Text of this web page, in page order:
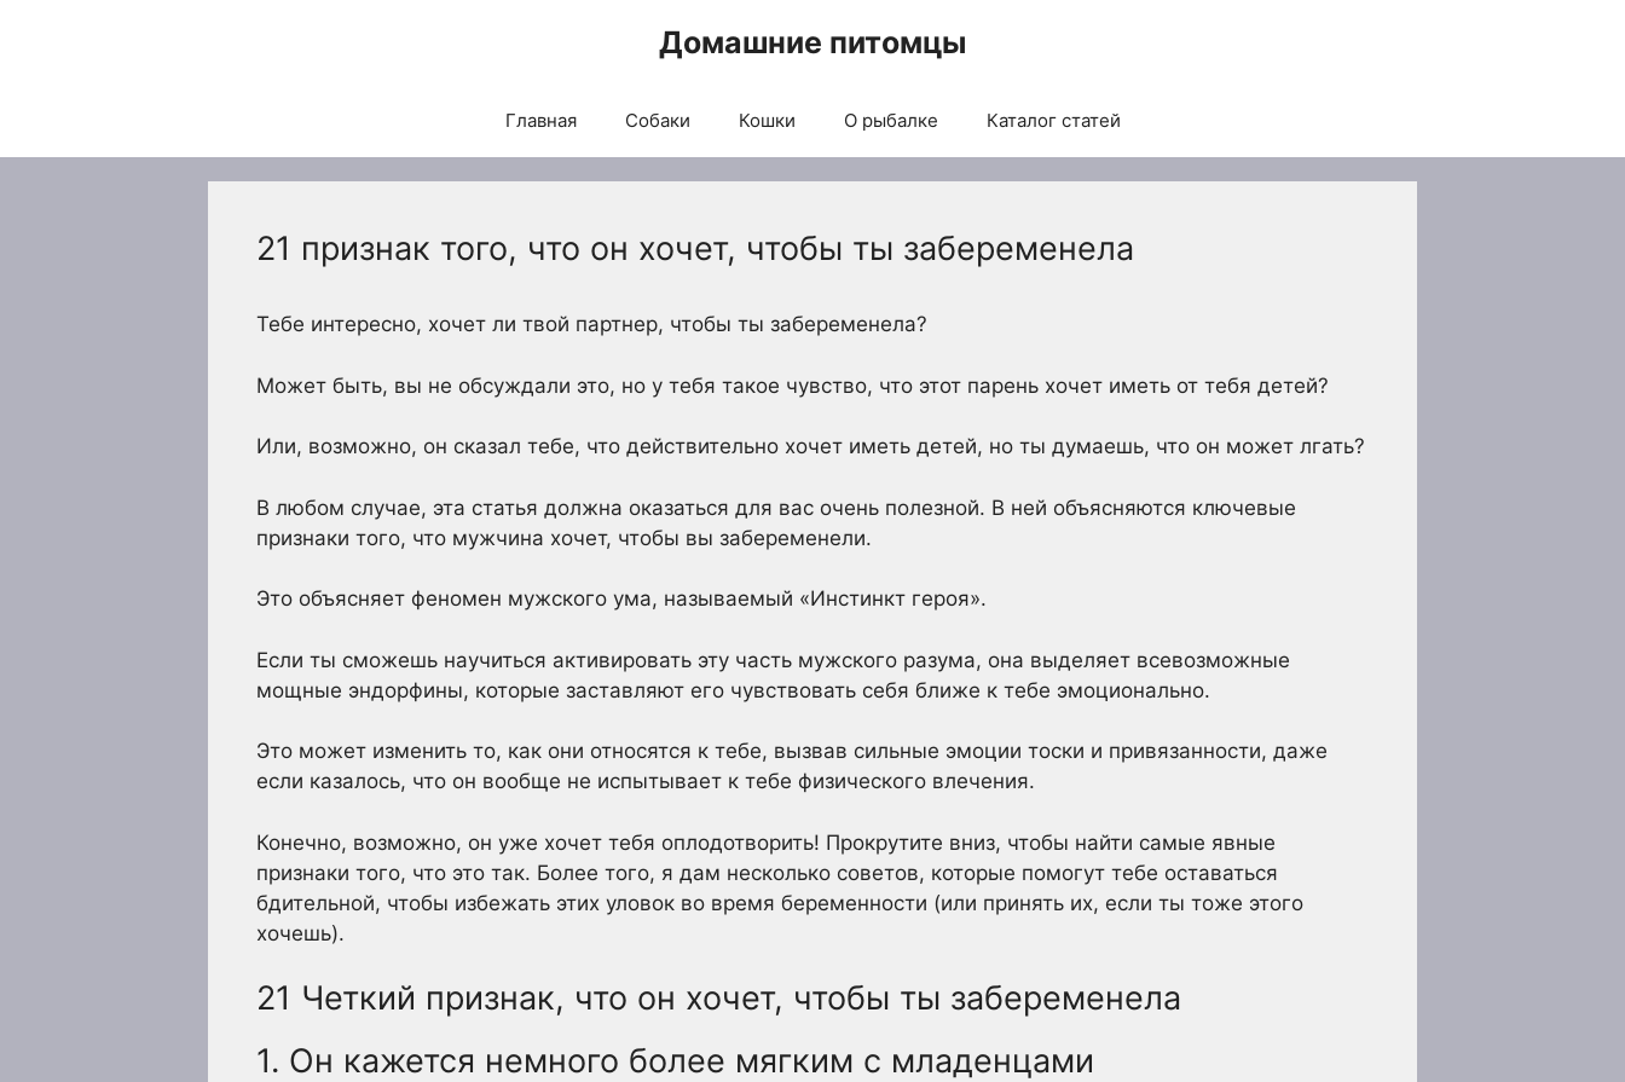
Домашние питомцы
Главная Собаки Кошки О рыбалке Каталог статей
21 признак того, что он хочет, чтобы ты забеременела
Тебе интересно, хочет ли твой партнер, чтобы ты забеременела?
Может быть, вы не обсуждали это, но у тебя такое чувство, что этот парень хочет иметь от тебя детей?
Или, возможно, он сказал тебе, что действительно хочет иметь детей, но ты думаешь, что он может лгать?
В любом случае, эта статья должна оказаться для вас очень полезной. В ней объясняются ключевые
признаки того, что мужчина хочет, чтобы вы забеременели.
Это объясняет феномен мужского ума, называемый «Инстинкт героя».
Если ты сможешь научиться активировать эту часть мужского разума, она выделяет всевозможные
мощные эндорфины, которые заставляют его чувствовать себя ближе к тебе эмоционально.
Это может изменить то, как они относятся к тебе, вызвав сильные эмоции тоски и привязанности, даже
если казалось, что он вообще не испытывает к тебе физического влечения.
Конечно, возможно, он уже хочет тебя оплодотворить! Прокрутите вниз, чтобы найти самые явные
признаки того, что это так. Более того, я дам несколько советов, которые помогут тебе оставаться
бдительной, чтобы избежать этих уловок во время беременности (или принять их, если ты тоже этого
хочешь).
21 Четкий признак, что он хочет, чтобы ты забеременела
1. Он кажется немного более мягким с младенцами